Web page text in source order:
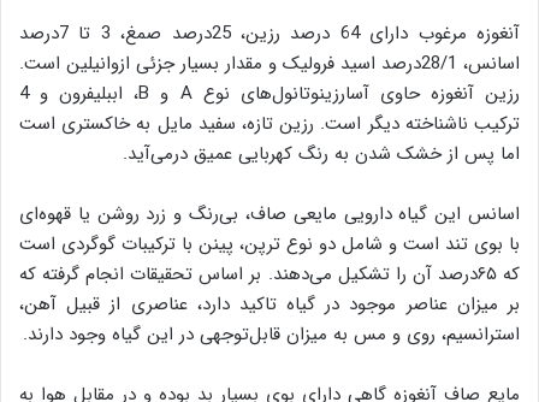
آنغوزه مرغوب دارای 64 درصد رزین، 25درصد صمغ، 3 تا 7درصد
اسانس، 28/1درصد اسید فرولیک و مقدار بسیار جزئی ازوانیلین است.
ترکیب ناشناخته دیگر است. رزین تازه، سفید مایل به خاکستری است
اما پس از خشک شدن به رنگ کهربایی عمیق درمی‌آید.
اسانس این گیاه دارویی مایعی صاف، بی‌رنگ و زرد روشن یا قهوه‌ای
با بوی تند است و شامل دو نوع ترپن، پینن با ترکیبات گوگردی است
که ۶۵درصد آن را تشکیل می‌دهند. بر اساس تحقیقات انجام گرفته که
بر میزان عناصر موجود در گیاه تاکید دارد، عناصری از قبیل آهن،
استرانسیم، روی و مس به میزان قابل‌توجهی در این گیاه وجود دارند.
مایع صاف آنغوزه گاهی دارای بوی بسیار بد بوده و در مقابل هوا به